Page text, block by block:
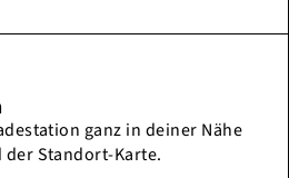
ganz in deiner Nähe
der Standort-Karte.